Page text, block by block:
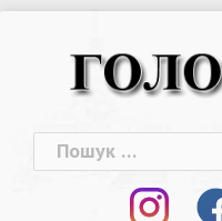
Пошук: